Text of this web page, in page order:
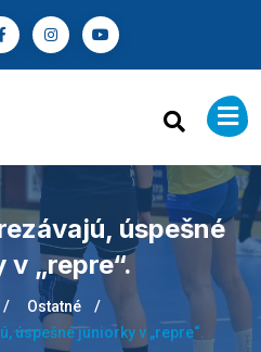
úspešné
v „repre“.
Ostatné
úspešné juniorky v „repre“.